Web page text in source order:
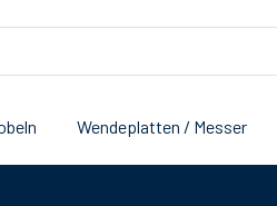
Wendeplatten / Messer